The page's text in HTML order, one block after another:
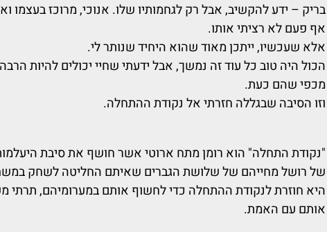
בריק – ידע להקשיב, אבל רק לגחמותיו שלו. אנוכי, מרוכז בעצמו
אף פעם לא רציתי אותו.
אלא שעכשיו, ייתכן מאוד שהוא היחיד שנותר לי.
הכול היה טוב כל עוד זה נמשך, אבל ידעתי שחיי יכולים להיות
מכפי שהם כעת.
וזו הסיבה שבגללה חזרתי אל נקודת ההתחלה.
"נקודת התחלה" הוא רומן מתח ארוטי אשר חושף את סיבת
של רושל מחייהם של שלושת הגברים שאיתם החליטה לשחק
היא חוזרת לנקודת ההתחלה כדי לחשוף אותם במערומיהם, תרתי
אותם עם האמת.